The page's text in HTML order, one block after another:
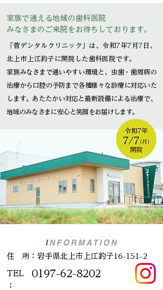
家族で通える地域の歯科医院
みなさまのご来院をお待ちしております。
「菅デンタルクリニック」は、令和7年7月7日、
北上市上江釣子に開院した歯科医院です。
家族みなさまで通いやすい環境と、虫歯・歯周病の
治療から口腔の予防まで各種様々な診療に対応いた
します。あたたかい対応と最新設備による治療で、
地域のみなさまに安心と笑顔をお届けします。
住 所：岩手県北上市上江釣子16-151-2
TEL
：
0197-62-8202